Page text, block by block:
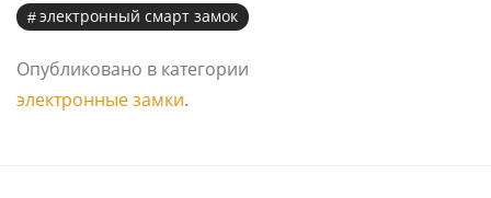
электронный смарт замок
Опубликовано в категории
электронные замки.